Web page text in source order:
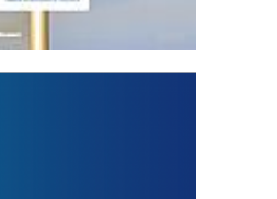
local